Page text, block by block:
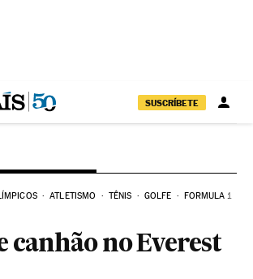
SUSCRÍBETE
ATLETISMO TÊNIS GOLFE FORMULA 1
canhão no Everest